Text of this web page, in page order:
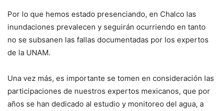
Por lo que hemos estado presenciando, en Chalco las
inundaciones prevalecen y seguirán ocurriendo en tanto
no se subsanen las fallas documentadas por los expertos
de la UNAM.
Una vez más, es importante se tomen en consideración las
participaciones de nuestros expertos mexicanos, que por
años se han dedicado al estudio y monitoreo del agua, a